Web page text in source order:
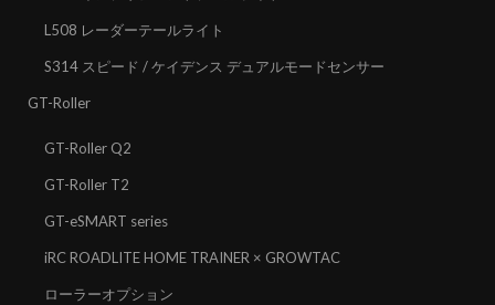
L508 レーダーテールライト
S314 スピード / ケイデンス デュアルモードセンサー
GT-Roller
GT-Roller Q2
GT-Roller T2
GT-eSMART series
iRC ROADLITE HOME TRAINER × GROWTAC
ローラーオプション